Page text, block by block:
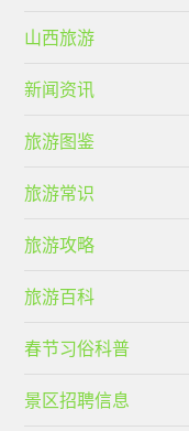
山西旅游
新闻资讯
旅游图鉴
旅游常识
旅游攻略
旅游百科
春节习俗科普
景区招聘信息